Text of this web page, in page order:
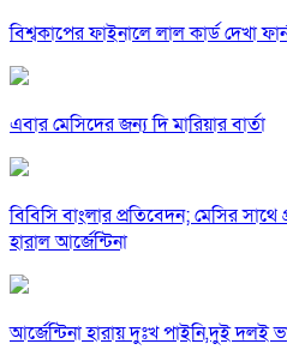
বিশ্বকাপের ফাইনালে লাল কার্ড দেখা
এবার মেসিদের জন্য দি মারিয়ার বার্তা
বিবিসি বাংলার প্রতিবেদন; মেসির
হারাল আর্জেন্টিনা
আর্জেন্টিনা হারায় দুঃখ পাইনি,দুই দলই